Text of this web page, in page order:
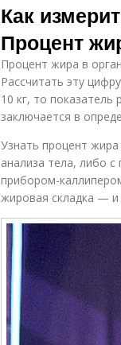
Как
Процент
Процент жира в
Рассчитать эту
10 кг, то показатель
заключается в
Узнать процент
анализа тела, либо
прибором-
жировая складка —